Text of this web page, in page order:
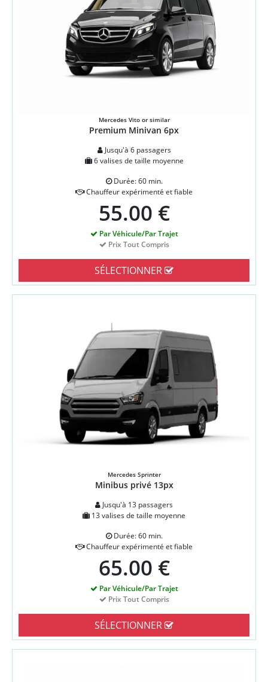
Mercedes Vito or similar
Premium Minivan 6px
Jusqu'à 6 passagers
6 valises de taille moyenne
Durée: 60 min.
Chauffeur expérimenté et fiable
55.00 €
Par Véhicule/Par Trajet
Prix Tout Compris
SÉLECTIONNER
Mercedes Sprinter
Minibus privé 13px
Jusqu'à 13 passagers
13 valises de taille moyenne
Durée: 60 min.
Chauffeur expérimenté et fiable
65.00 €
Par Véhicule/Par Trajet
Prix Tout Compris
SÉLECTIONNER